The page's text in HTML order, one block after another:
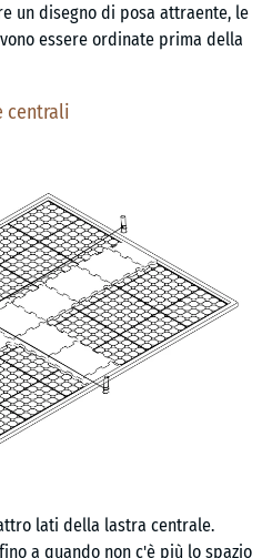
un disegno di posa attraente, le
essere ordinate prima della
centrali
lati della lastra centrale.
a quando non c'è più lo spazio